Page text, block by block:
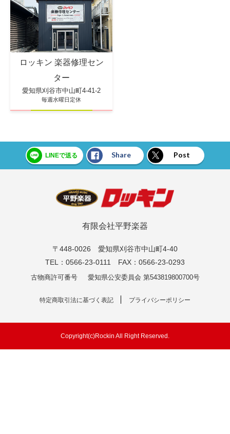
ロッキン 楽器修理セン
ター
愛知県刈谷市中山町4-41-2
毎週水曜日定休
LINEで送る Share Post
有限会社平野楽器
〒448-0026 愛知県刈谷市中山町4-40
TEL：0566-23-0111 FAX：0566-23-0293
古物商許可番号 愛知県公安委員会 第543819800700号
特定商取引法に基づく表記 プライバシーポリシー
Copyright(c)Rockin All Right Reserved.